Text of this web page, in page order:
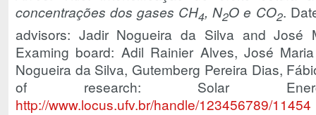
concentrações dos gases CH4, N2O e CO2.
advisors: Jadir Nogueira da Silva and José
Examing board: Adil Rainier Alves, José
Nogueira da Silva, Gutemberg Pereira Dias,
of research: Solar
http://www.locus.ufv.br/handle/123456789/11454